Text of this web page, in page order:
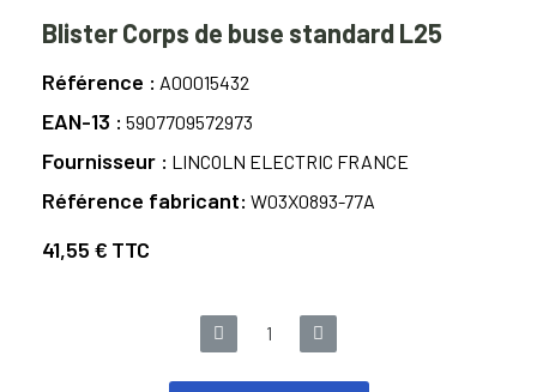
Blister Corps de buse standard L25
Référence A00015432
EAN-13 5907709572973
Fournisseur LINCOLN ELECTRIC FRANCE
Référence fabricant W03X0893-77A
41,55 € TTC